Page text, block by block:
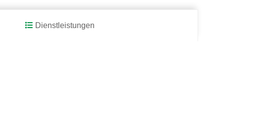
Dienstleistungen